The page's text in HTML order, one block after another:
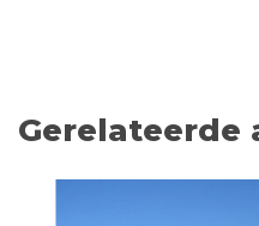
Gerelateerde